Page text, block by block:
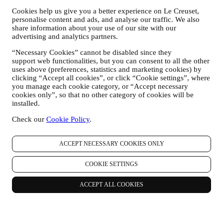
Cookies help us give you a better experience on Le Creuset,
personalise content and ads, and analyse our traffic. We also
share information about your use of our site with our
advertising and analytics partners.
“Necessary Cookies” cannot be disabled since they
support web functionalities, but you can consent to all the other
uses above (preferences, statistics and marketing cookies) by
clicking “Accept all cookies”, or click “Cookie settings”, where
you manage each cookie category, or “Accept necessary
cookies only”, so that no other category of cookies will be
installed.
Check our Cookie Policy.
ACCEPT NECESSARY COOKIES ONLY
COOKIE SETTINGS
ACCEPT ALL COOKIES
(devidamente equilibrado com os seus direitos e liberdades)
para lhe enviar e-mails de seguimento no caso de ter
adicionado itens no nosso carrinho online sem completar a
compra. No caso de não finalizar a compra dentro de um
determinado período de tempo, não lhe serão enviadas mais
comunicações de seguimento.
PARA O INFORMAR SOBRE NOVIDADES OU
OFERTAS SOBRE PRODUTOS LE CREUSET. Se
consentiu em fazer (por exemplo, ao assinar a nossa
newsletter ao criar uma conta no nosso site), enviaremos
comunicações de marketing personalizadas e notícias sobre
subsidiárias da marca, afiliadas locais e parceiros, dependendo
mail, SMS ou redes social, mas também usando meios
automatizados. Essas comunicações estarão relacionadas com
os produtos Le Creuset ou novas aberturas de lojas, eventos
exclusivos, concursos, pesquisas, demonstrações organizadas
pela Le Creuset ou ofertas especiais. Estas comunicações
podem ser selecionadas ou personalizadas para si com base
nos detalhes que possuímos sobre si, como a sua localização,